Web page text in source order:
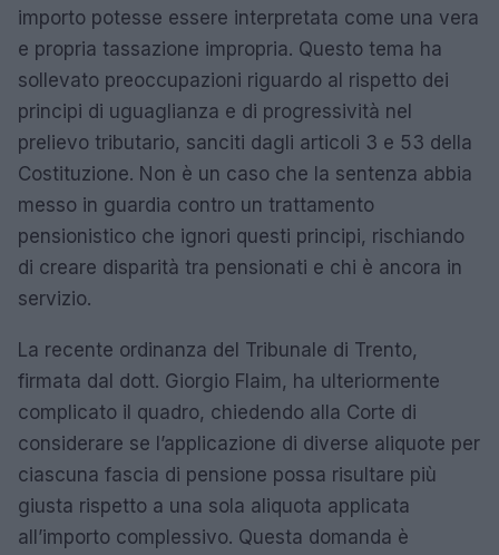
importo potesse essere interpretata come una vera
e propria tassazione impropria. Questo tema ha
sollevato preoccupazioni riguardo al rispetto dei
principi di uguaglianza e di progressività nel
prelievo tributario, sanciti dagli articoli 3 e 53 della
Costituzione. Non è un caso che la sentenza abbia
messo in guardia contro un trattamento
pensionistico che ignori questi principi, rischiando
di creare disparità tra pensionati e chi è ancora in
servizio.
La recente ordinanza del Tribunale di Trento,
firmata dal dott. Giorgio Flaim, ha ulteriormente
complicato il quadro, chiedendo alla Corte di
considerare se l’applicazione di diverse aliquote per
ciascuna fascia di pensione possa risultare più
giusta rispetto a una sola aliquota applicata
all’importo complessivo. Questa domanda è